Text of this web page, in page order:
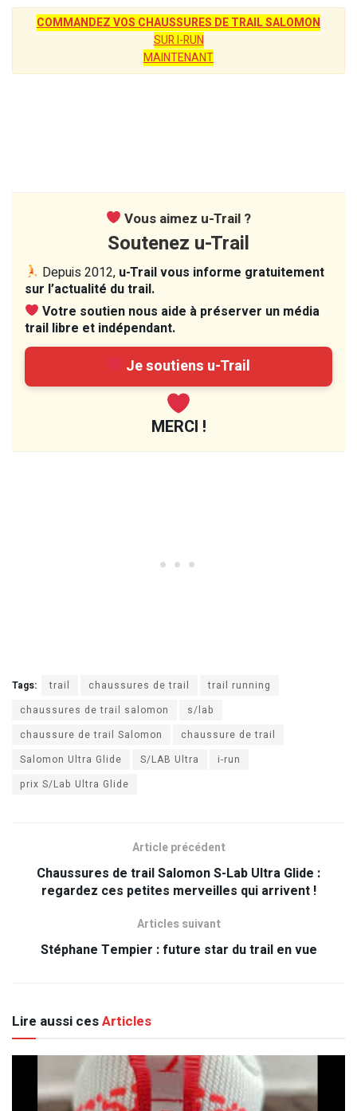
COMMANDEZ VOS CHAUSSURES DE TRAIL SALOMON
SUR I-RUN
MAINTENANT
Vous aimez u-Trail ?
Soutenez u-Trail
Depuis 2012, u-Trail vous informe gratuitement
sur l’actualité du trail.
Votre soutien nous aide à préserver un média
trail libre et indépendant.
Je soutiens u-Trail
MERCI !
Tags: trail chaussures de trail
trail running
chaussures de trail salomon
s/lab
chaussure de trail Salomon
chaussure de trail
Salomon Ultra Glide
S/LAB Ultra
i-run
prix S/Lab Ultra Glide
Article précédent
Chaussures de trail Salomon S-Lab Ultra Glide :
regardez ces petites merveilles qui arrivent !
Articles suivant
Stéphane Tempier : future star du trail en vue
Lire aussi cesArticles